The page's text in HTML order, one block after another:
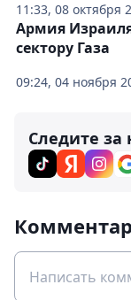
11:33, 08 октября
09:24, 04 ноября
Армия
сектору Газа
Следите за